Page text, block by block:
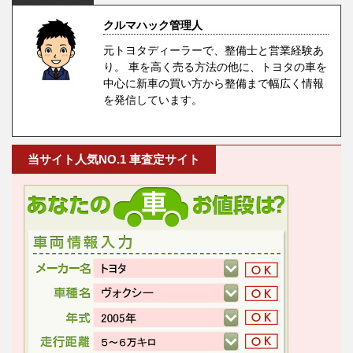
クルマハック管理人
元トヨタディーラーで、整備士と営業経験あ
り。 車を高く売る方法の他に、トヨタの車を
中心に新車の買い方から整備まで幅広く情報
を発信しています。
当サイト人気NO.1 車査定サイト